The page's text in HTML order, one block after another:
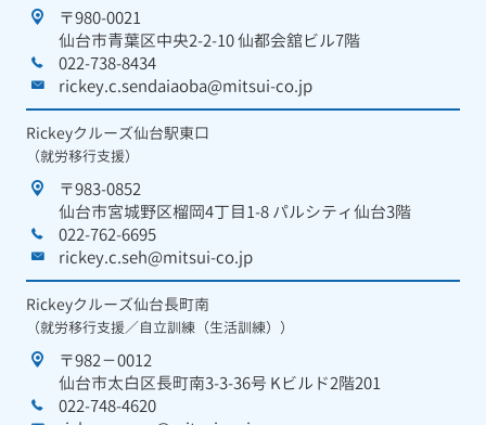
〒980-0021
仙台市青葉区中央2-2-10 仙都会舘ビル7階
022-738-8434
rickey.c.sendaiaoba@mitsui-co.jp
Rickeyクルーズ仙台駅東口
（就労移行支援）
〒983-0852
仙台市宮城野区榴岡4丁目1-8 パルシティ仙台3階
022-762-6695
rickey.c.seh@mitsui-co.jp
Rickeyクルーズ仙台長町南
（就労移行支援／自立訓練（生活訓練））
〒982－0012
仙台市太白区長町南3-3-36号 Kビルド2階201
022-748-4620